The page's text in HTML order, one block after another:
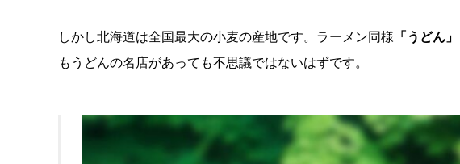
しかし北海道は全国最大の小麦の産地です。ラーメン同様 「うどん」
もうどんの名店があっても不思議ではないはずです。